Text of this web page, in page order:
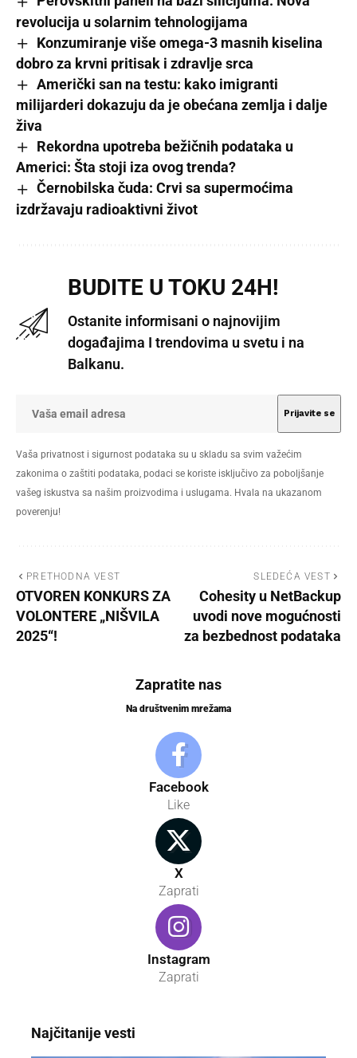
revolucija u solarnim tehnologijama
Konzumiranje više omega-3 masnih kiselina
dobro za krvni pritisak i zdravlje srca
Američki san na testu: kako imigranti
milijarderi dokazuju da je obećana zemlja i dalje
živa
Rekordna upotreba bežičnih podataka u
Americi: Šta stoji iza ovog trenda?
Černobilska čuda: Crvi sa supermoćima
izdržavaju radioaktivni život
BUDITE U TOKU 24H!
Ostanite informisani o najnovijim
događajima I trendovima u svetu i na
Balkanu.
Vaša privatnost i sigurnost podataka su u skladu sa svim važećim
zakonima o zaštiti podataka, podaci se koriste isključivo za poboljšanje
vašeg iskustva sa našim proizvodima i uslugama. Hvala na ukazanom
poverenju!
PRETHODNA VEST
OTVOREN KONKURS ZA
VOLONTERE „NIŠVILA
2025“!
SLEDEĆA VEST
Cohesity u NetBackup
uvodi nove mogućnosti
za bezbednost podataka
Zapratite nas
Na društvenim mrežama
Facebook
Like
X
Zaprati
Instagram
Zaprati
Najčitanije vesti